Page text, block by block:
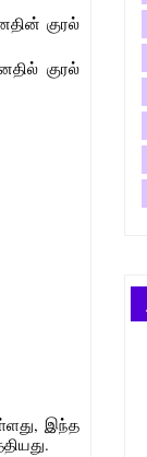
குரல்
குரல்
இந்த